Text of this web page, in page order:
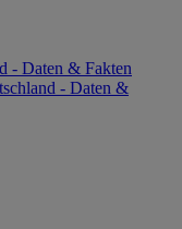
- Daten & Fakten
- Daten &